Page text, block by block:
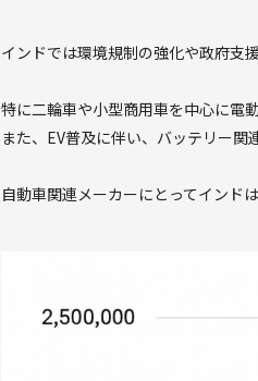
インドでは環境規制の強化や政府支
特に二輪車や小型商用車を中心に電
また、EV普及に伴い、バッテリー関
自動車関連メーカーにとってインド